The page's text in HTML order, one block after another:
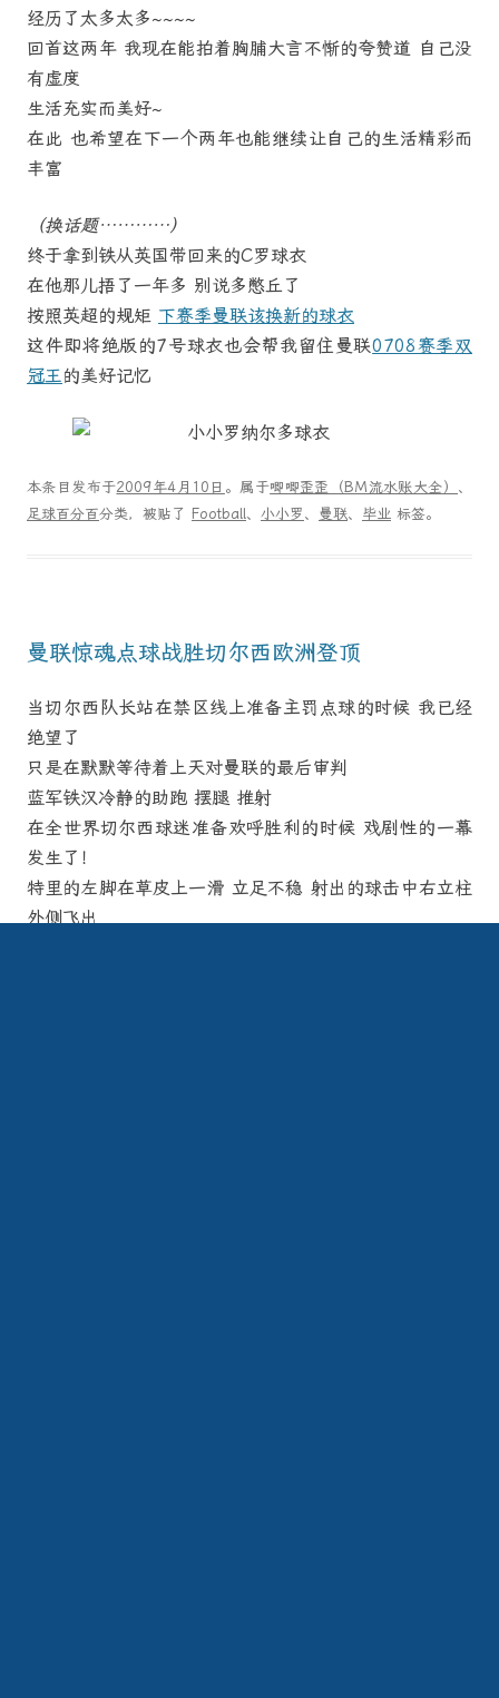
经历了太多太多~~~~
回首这两年 我现在能拍着胸脯大言不惭的夸赞道 自己没
有虚度
生活充实而美好~
在此 也希望在下一个两年也能继续让自己的生活精彩而
丰富
（换话题…………）
终于拿到铁从英国带回来的C罗球衣
在他那儿捂了一年多 别说多憋丘了
按照英超的规矩 下赛季曼联该换新的球衣
这件即将绝版的7号球衣也会帮我留住曼联0708赛季双
冠王的美好记忆
本条目发布于2009年4月10日 。属于唧唧歪歪（BM流水账大全） 、
足球百分百分类，被贴了 Football、 小小罗 、 曼联、 毕业 标签。
曼联惊魂点球战胜切尔西欧洲登顶
当切尔西队长站在禁区线上准备主罚点球的时候 我已经
绝望了
只是在默默等待着上天对曼联的最后审判
蓝军铁汉冷静的助跑 摆腿 推射
在全世界切尔西球迷准备欢呼胜利的时候 戏剧性的一幕
发生了！
特里的左脚在草皮上一滑 立足不稳 射出的球击中右立柱
外侧飞出